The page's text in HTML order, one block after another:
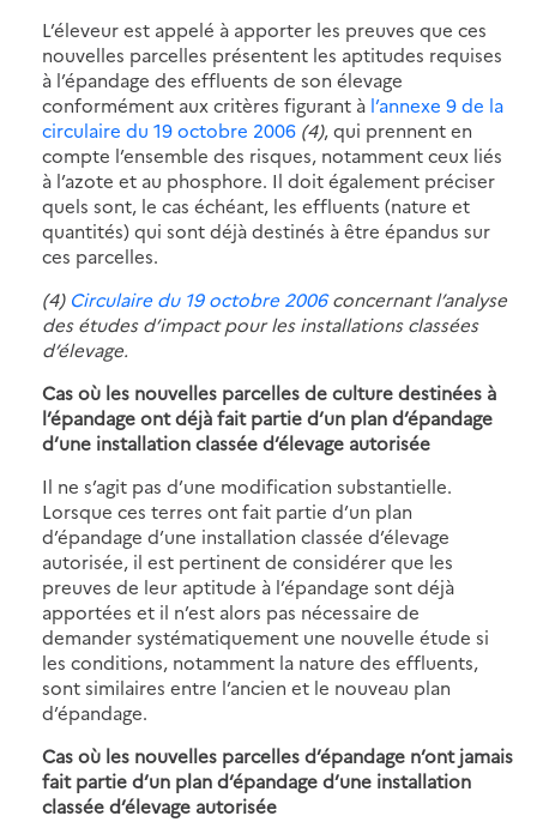
L’éleveur est appelé à apporter les preuves que ces
nouvelles parcelles présentent les aptitudes requises
à l’épandage des effluents de son élevage
conformément aux critères figurant à l’annexe 9 de la
circulaire du 19 octobre 2006 (4), qui prennent en
compte l’ensemble des risques, notamment ceux liés
à l’azote et au phosphore. Il doit également préciser
quels sont, le cas échéant, les effluents (nature et
quantités) qui sont déjà destinés à être épandus sur
ces parcelles.
(4) Circulaire du 19 octobre 2006concernant l’analyse
des études d’impact pour les installations classées
d’élevage.
Cas où les nouvelles parcelles de culture destinées à
l’épandage ont déjà fait partie d’un plan d’épandage
d’une installation classée d’élevage autorisée
Il ne s’agit pas d’une modification substantielle.
Lorsque ces terres ont fait partie d’un plan
d’épandage d’une installation classée d’élevage
autorisée, il est pertinent de considérer que les
preuves de leur aptitude à l’épandage sont déjà
apportées et il n’est alors pas nécessaire de
demander systématiquement une nouvelle étude si
les conditions, notamment la nature des effluents,
sont similaires entre l’ancien et le nouveau plan
d’épandage.
Cas où les nouvelles parcelles d’épandage n’ont jamais
fait partie d’un plan d’épandage d’une installation
classée d’élevage autorisée